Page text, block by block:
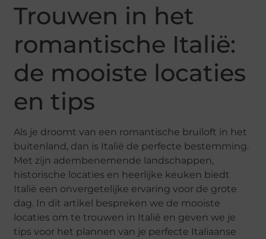
Trouwen in het
romantische Italië:
de mooiste locaties
en tips
Als je droomt van een romantische bruiloft in het
buitenland, dan is Italië de perfecte bestemming.
Met zijn adembenemende landschappen,
historische locaties en heerlijke keuken biedt
Italië een onvergetelijke ervaring voor de grote
dag. In dit artikel bespreken we de mooiste
locaties om te trouwen in Italië en geven we je
tips voor het plannen van je perfecte Italiaanse